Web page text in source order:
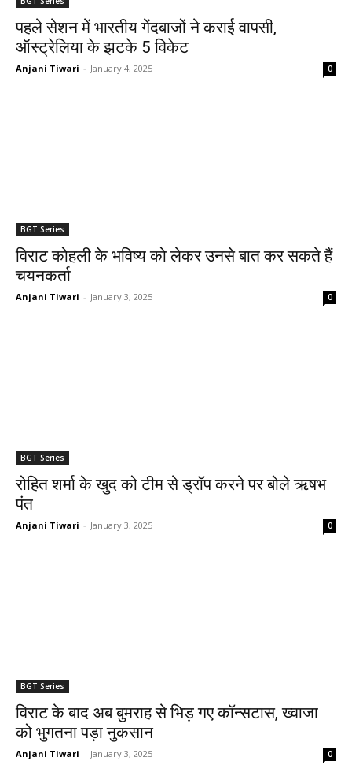
पहले सेशन में भारतीय गेंदबाजों ने कराई वापसी,
ऑस्ट्रेलिया के झटके 5 विकेट
Anjani Tiwari - January 4, 2025 0
BGT Series
विराट कोहली के भविष्य को लेकर उनसे बात कर सकते हैं
चयनकर्ता
Anjani Tiwari - January 3, 2025 0
BGT Series
रोहित शर्मा के खुद को टीम से ड्रॉप करने पर बोले ऋषभ
पंत
Anjani Tiwari - January 3, 2025 0
BGT Series
विराट के बाद अब बुमराह से भिड़ गए कॉन्सटास, ख्वाजा
को भुगतना पड़ा नुकसान
Anjani Tiwari - January 3, 2025 0